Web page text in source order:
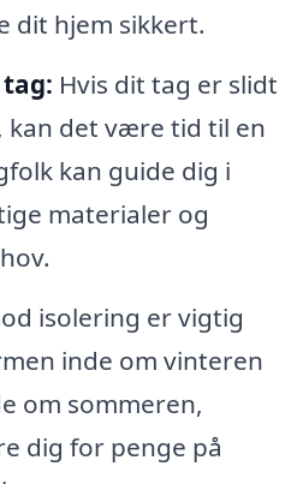
dit hjem sikkert.
Hvis dit tag er slidt
kan det være tid til en
kan guide dig i
materialer og
isolering er vigtig
inde om vinteren
om sommeren,
dig for penge på